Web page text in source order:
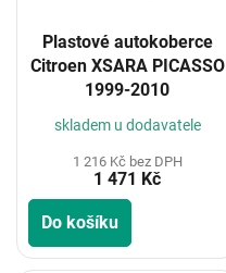
Plastové autokoberce
Citroen XSARA PICASSO
1999-2010
skladem u dodavatele
1 216 Kč bez DPH
1 471 Kč
Do košíku